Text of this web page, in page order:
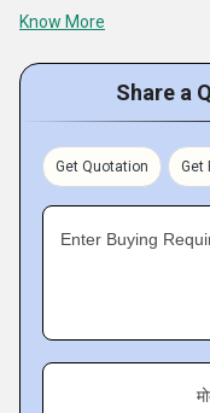
Know More
Share a
Get Quotation Get
Enter Buying